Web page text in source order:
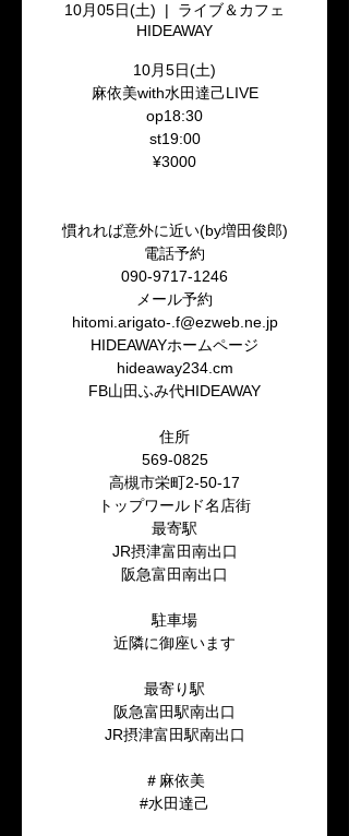
10月05日(土)
  |
ライブ＆カフェ
HIDEAWAY
10月5日(土)
麻依美with水田達己LIVE
op18:30
st19:00
¥3000
慣れれば意外に近い(by増田俊郎)
電話予約
090-9717-1246
メール予約
hitomi.arigato-.f@ezweb.ne.jp
HIDEAWAYホームページ
hideaway234.cm
FB山田ふみ代HIDEAWAY
住所
569-0825
高槻市栄町2-50-17
トップワールド名店街
最寄駅
JR摂津富田南出口
阪急富田南出口
駐車場
近隣に御座います
最寄り駅
阪急富田駅南出口
JR摂津富田駅南出口
＃麻依美